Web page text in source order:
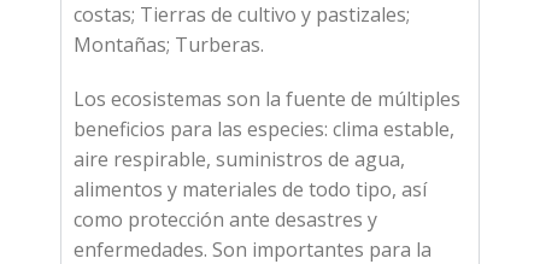
costas; Tierras de cultivo y pastizales;
Montañas; Turberas.
Los ecosistemas son la fuente de múltiples
beneficios para las especies: clima estable,
aire respirable, suministros de agua,
alimentos y materiales de todo tipo, así
como protección ante desastres y
enfermedades. Son importantes para la